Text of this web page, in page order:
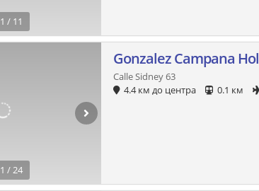
1 / 11
1 / 24
Gonzalez Campana
Calle Sidney 63
4.4 км до центра
0.1 км